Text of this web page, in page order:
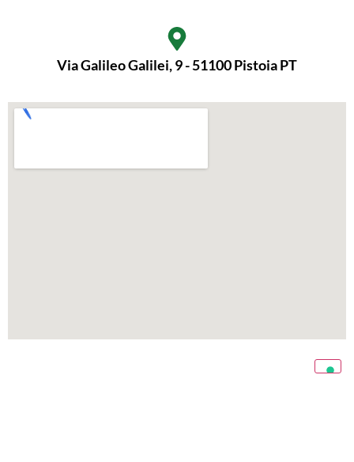
Via Galileo Galilei, 9 - 51100 Pistoia PT